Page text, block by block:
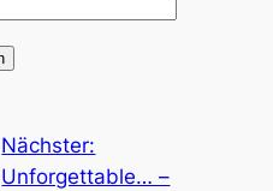
Nächster:
Unforgettable… –